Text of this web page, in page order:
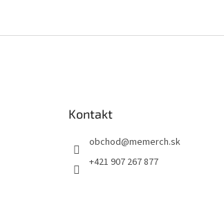
Kontakt
obchod@memerch.sk
+421 907 267 877